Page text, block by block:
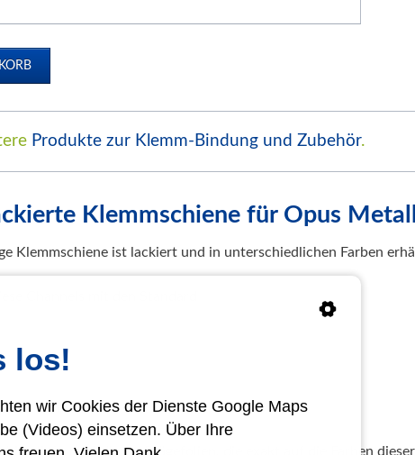
Melt
Melt
Herstellung
Produkte zur Klemm-Bindung und Zubehör.
Klemmschiene für Opus
Klemmschiene ist lackiert und in unterschiedlichen Farben
liefern wir Ihnen Prägefolien, die exakt auf die Farben
los!
wir Cookies der Dienste Google Maps
(Videos) einsetzen. Über Ihre